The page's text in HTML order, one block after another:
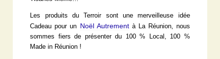
Les produits du Terroir sont une merveilleuse idée
Cadeau pour un Noël Autrementà La Réunion, nous
sommes fiers de présenter du 100 % Local, 100 %
Made in Réunion !